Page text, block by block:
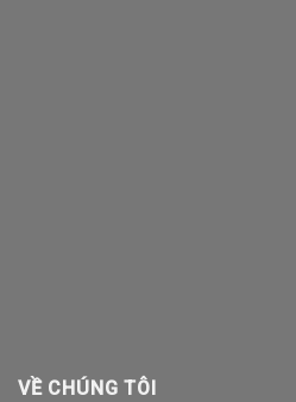
VỀ CHÚNG TÔI